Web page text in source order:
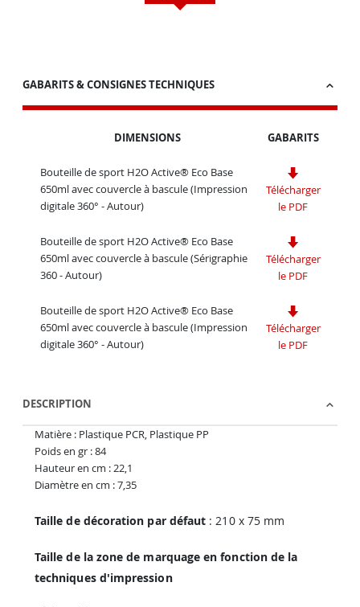
GABARITS & CONSIGNES TECHNIQUES
DIMENSIONS GABARITS
Bouteille de sport H2O Active® Eco Base
650ml avec couvercle à bascule (Impression
digitale 360° - Autour)
Télécharger
le PDF
Bouteille de sport H2O Active® Eco Base
650ml avec couvercle à bascule (Sérigraphie
360 - Autour)
Télécharger
le PDF
Bouteille de sport H2O Active® Eco Base
650ml avec couvercle à bascule (Impression
digitale 360° - Autour)
Télécharger
le PDF
DESCRIPTION
Matière : Plastique PCR, Plastique PP
Poids en gr : 84
Hauteur en cm : 22,1
Diamètre en cm : 7,35
Taille de décoration par défaut : 210 x 75 mm
Taille de la zone de marquage en fonction de la
techniques d'impression